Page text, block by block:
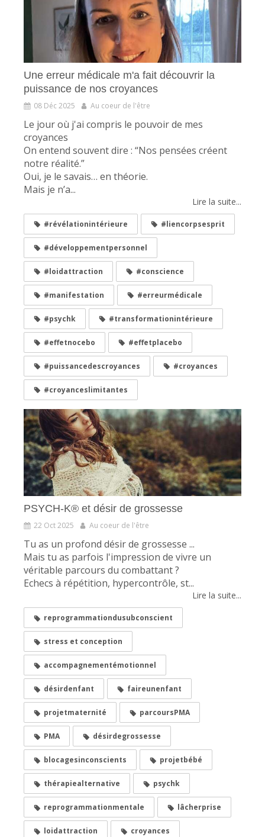
Une erreur médicale m'a fait découvrir la
puissance de nos croyances
08 Déc 2025 Au coeur de l'être
Le jour où j'ai compris le pouvoir de mes
croyances
On entend souvent dire : “Nos pensées créent
notre réalité.”
Oui, je le savais… en théorie.
Mais je n’a...
Lire la suite...
#révélationintérieure #liencorpsesprit
#développementpersonnel
#loidattraction #conscience
#manifestation #erreurmédicale
#psychk #transformationintérieure
#effetnocebo #effetplacebo
#puissancedescroyances #croyances
#croyanceslimitantes
PSYCH-K® et désir de grossesse
22 Oct 2025 Au coeur de l'être
Tu as un profond désir de grossesse ...
Mais tu as parfois l'impression de vivre un
véritable parcours du combattant ?
Echecs à répétition, hypercontrôle, st...
Lire la suite...
reprogrammationdusubconscient
stress et conception
accompagnementémotionnel
désirdenfant faireunenfant
projetmaternité parcoursPMA
PMA désirdegrossesse
blocagesinconscients projetbébé
thérapiealternative psychk
reprogrammationmentale lâcherprise
loidattraction croyances